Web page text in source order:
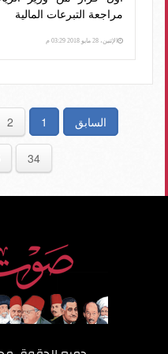
مراجعة التبرعات المالية
الإثنين، 28 مايو 2018 03:29 م
السابق 1
2
34